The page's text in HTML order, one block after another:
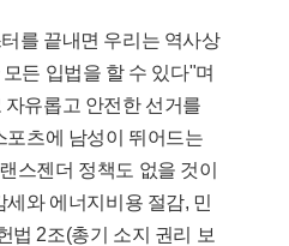
를 끝내면 우리는 역사상
든 입법을 할 수 있다"며
유롭고 안전한 선거를
포츠에 남성이 뛰어드는
스젠더 정책도 없을 것이
세와 에너지비용 절감, 민
법 2조(총기 소지 권리 보